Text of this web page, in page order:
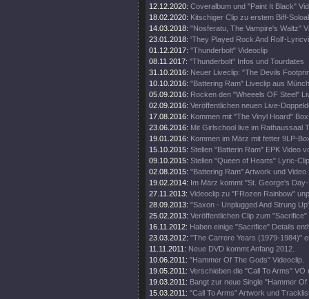
12.12.2020: Coveralbum und "Paint It Black"
18.02.2020: Kitschiger Clip zu erstem Biff-
14.03.2018: "Nosferatu, The Vampire's Waltz"
23.01.2018: 'They Played Rock And Roll'-
01.12.2017: "Thunderbolt" Videoclip
08.11.2017: "Thunderbolt" Infos und Tourdates
31.10.2016: Neuer Liveclip: "The Devils
10.10.2016: "Battering Ram" Liveclip aus
05.09.2016: Rocken den "Wheeels OF Steel"
02.09.2016: Veröffentlichen neuen Live-
17.08.2016: Kommen mit "The Vinyl Hoard"
23.06.2016: Mit Girlschool live im Rathaussaal
19.01.2016: Kommen im März mit fetter 9LP-
15.10.2015: Stellen "Batterin Ram" EPK Video
09.10.2015: Stellen "Queen of Hearts" Lyric-
02.08.2015: "Battering Ram" Artwork und
19.02.2014: Im März kommt "St. George's
27.11.2013: Videoclip zu "FRozen Rainbow"
28.09.2013: "Saxon - Unplugged And Strung
25.02.2013: Veröffentlichen Clip zum
16.11.2012: Haben einige "Sacrifice" Details
23.03.2012: "The Carrere Years (1979-1984)"
11.11.2011: Neue DVD kommt Anfang 2012.
10.06.2011: "Hammer Of The Gods" Videoclip.
19.05.2011: Verschieben die "Call To Arms" VÖ
19.03.2011: Bangt zur neue Single "Hammer
15.03.2011: "Call To Arms" Artwork und